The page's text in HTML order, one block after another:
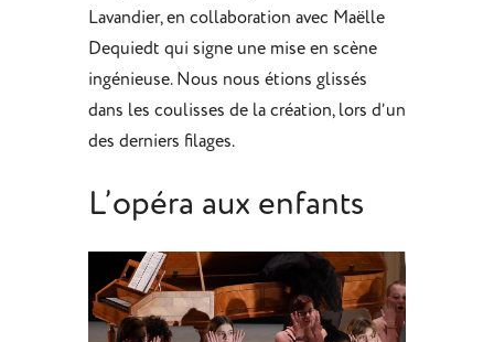
Lavandier, en collaboration avec Maëlle
Dequiedt qui signe une mise en scène
ingénieuse. Nous nous étions glissés
dans les coulisses de la création, lors d’un
des derniers filages.
L’opéra aux enfants